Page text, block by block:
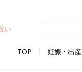
TOP 妊娠・出産
い